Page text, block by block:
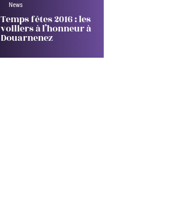
News
Temps fêtes 2016 : les
voiliers à l’honneur à
Douarnenez